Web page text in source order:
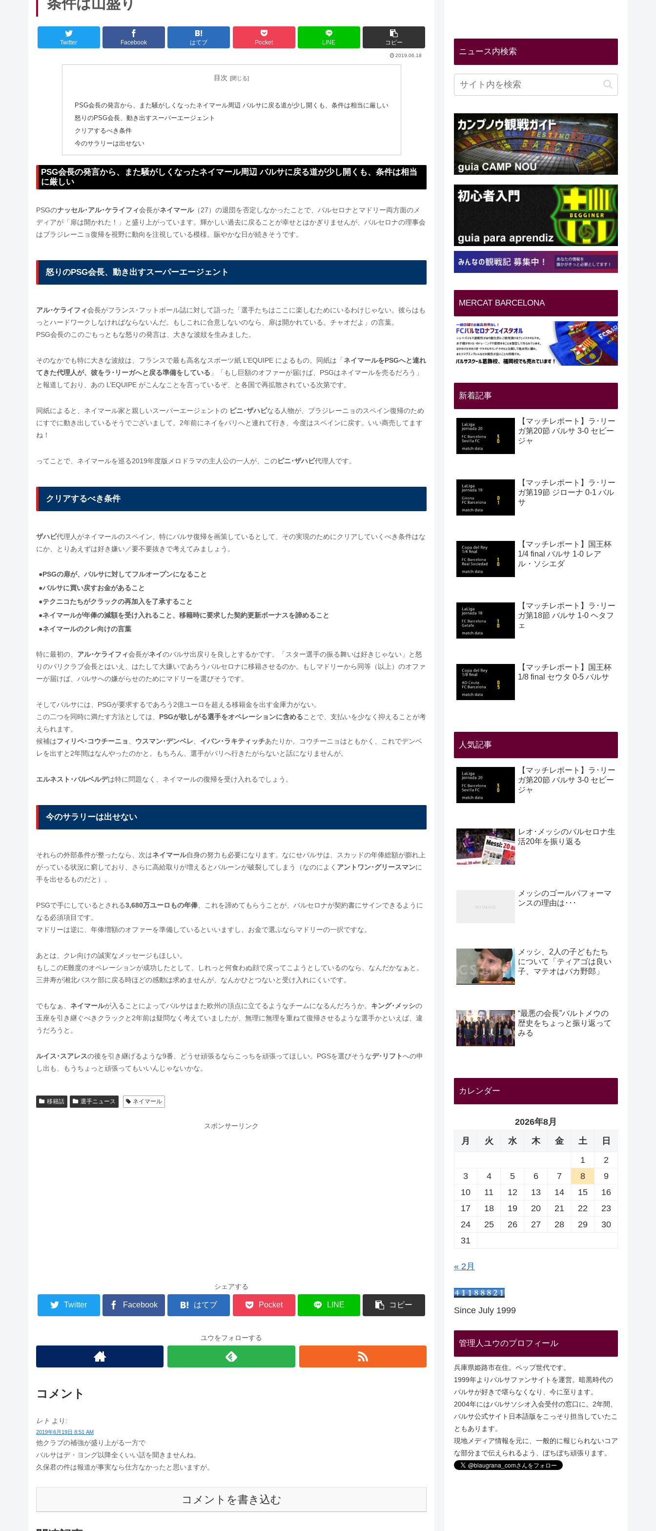
Twitter Facebook はてブ Pocket LINE コピー
2019.06.18
目次
PSG会長の発言から、また騒がしくなったネイマール周辺 バルサに戻る道が少し開くも、条件は相当に厳しい
怒りのPSG会長、動き出すスーパーエージェント
クリアするべき条件
今のサラリーは出せない
PSG会長の発言から、また騒がしくなったネイマール周辺 バルサに戻る道が少し開くも、条件は相当
に厳しい
PSGのナッセル･アル･ケライフィ会長がネイマール（27）の退団を否定しなかったことで、バルセロナとマドリー両方面のメ
ディアが「扉は開かれた！」と盛り上がっています。輝かしい過去に戻ることが幸せとはかぎりませんが、バルセロナの理事会
はブラジレーニョ復帰を視野に動向を注視している模様。賑やかな日が続きそうです。
怒りのPSG会長、動き出すスーパーエージェント
アル･ケライフィ会長がフランス･フットボール誌に対して語った「選手たちはここに楽しむためにいるわけじゃない。彼らはも
っとハードワークしなければならないんだ。もしこれに合意しないのなら、扉は開かれている。チャオだよ」の言葉。
PSG会長のこのごもっともな怒りの発言は、大きな波紋を生みました。
そのなかでも特に大きな波紋は、フランスで最も高名なスポーツ紙 L’EQUIPE によるもの。同紙は「 ネイマールをPSGへと連れ
てきた代理人が、彼をラ･リーガへと戻る準備をしている 」「もし巨額のオファーが届けば、PSGはネイマールを売るだろう」
と報道しており、あの L’EQUIPE がこんなことを言っているぞ、と各国で再拡散されている次第です。
同紙によると、ネイマール家と親しいスーパーエージェントの ピニ･ザハビなる人物が、ブラジレーニョのスペイン復帰のため
にすでに動き出しているそうでございまして。2年前にネイをパリへと連れて行き、今度はスペインに戻す。いい商売してます
ね！
ってことで、ネイマールを巡る2019年度版メロドラマの主人公の一人が、このピニ･ザハビ代理人です。
クリアするべき条件
ザハビ代理人がネイマールのスペイン、特にバルサ復帰を画策しているとして、その実現のためにクリアしていくべき条件はな
にか、とりあえずは好き嫌い／要不要抜きで考えてみましょう。
●PSGの扉が、バルサに対してフルオープンになること
●バルサに買い戻すお金があること
●テクニコたちがクラックの再加入を了承すること
●ネイマールが年俸の減額を受け入れること、移籍時に要求した契約更新ボーナスを諦めること
●ネイマールのクレ向けの言葉
特に最初の、 アル･ケライフィ会長がネイのバルサ出戻りを良しとするかです。「スター選手の振る舞いは好きじゃない」と怒
りのパリクラブ会長とはいえ、はたして大嫌いであろうバルセロナに移籍させるのか。もしマドリーから同等（以上）のオファ
ーが届けば、バルサへの嫌がらせのためにマドリーを選びそうです。
そしてバルサには、PSGが要求するであろう2億ユーロを超える移籍金を出す金庫力がない。
この二つを同時に満たす方法としては、 PSGが欲しがる選手をオペレーションに含めることで、支払いを少なく抑えることが考
えられます。
候補はフィリペ･コウチーニョ ウスマン･デンベレ イバン･ラキティッチあたりか。コウチーニョはともかく、これでデンベ
レを出すと2年間はなんやったのかと。もちろん、選手がパリへ行きたがらないと話になりませんが。
エルネスト･バルベルデは特に問題なく、ネイマールの復帰を受け入れるでしょう。
今のサラリーは出せない
それらの外部条件が整ったなら、次はネイマール自身の努力も必要になります。なにせバルサは、スカッドの年俸総額が膨れ上
がっている状況に窮しており、さらに高給取りが増えるとバルーンが破裂してしまう（なのによく アントワン･グリースマンに
手を出せるものだと）。
PSGで手にしているとされる3,680万ユーロもの年俸 、これを諦めてもらうことが、バルセロナが契約書にサインできるように
なる必須項目です。
マドリーは逆に、年俸増額のオファーを準備しているといいますし、お金で選ぶならマドリーの一択ですな。
あとは、クレ向けの誠実なメッセージもほしい。
もしこのE難度のオペレーションが成功したとして、しれっと何食わぬ顔で戻ってこようとしているのなら、なんだかなぁと。
三井寿が湘北バスケ部に戻る時ほどの感動は求めませんが、なんかひとつないと受け入れにくいです。
でもなぁ、 ネイマールが入ることによってバルサはまた欧州の頂点に立てるようなチームになるんだろうか。 キング･メッシの
玉座を引き継ぐべきクラックと2年前は疑問なく考えていましたが、無理に無理を重ねて復帰させるような選手かといえば、違
うだろうと。
ルイス･スアレスの後を引き継げるような9番、どうせ頑張るならこっちを頑張ってほしい。PGSを選びそうなデ･リフトへの申
し出も、もうちょっと頑張ってもいいんじゃないかな。
移籍話 選手ニュース ネイマール
スポンサーリンク
シェアする
Twitter Facebook はてブ Pocket LINE コピー
ユウをフォローする
コメント
レト より:
2019年6月19日 8:51 AM
他クラブの補強が盛り上がる一方で
バルサはデ・ヨング以降全くいい話を聞きませんね。
久保君の件は報道が事実なら仕方なかったと思いますが。
コメントを書き込む
ニュース内検索
MERCAT BARCELONA
新着記事
【マッチレポート】ラ･リー
ガ第20節 バルサ 3-0 セビー
ジャ
【マッチレポート】ラ･リー
ガ第19節 ジローナ 0-1 バル
サ
【マッチレポート】国王杯
1/4 final バルサ 1-0 レア
ル・ソシエダ
【マッチレポート】ラ･リー
ガ第18節 バルサ 1-0 ヘタフ
ェ
【マッチレポート】国王杯
1/8 final セウタ 0-5 バルサ
人気記事
【マッチレポート】ラ･リー
ガ第20節 バルサ 3-0 セビー
ジャ
レオ･メッシのバルセロナ生
活20年を振り返る
メッシのゴールパフォーマ
ンスの理由は･･･
メッシ、2人の子どもたち
について「ティアゴは良い
子、マテオはバカ野郎」
“最悪の会長”バルトメウの
歴史をちょっと振り返って
みる
カレンダー
2026年8月
月
火 水 木 金 土
日
1
2
3
4 5 6 7 8
9
10
11 12 13 14 15
16
17
18 19 20 21 22
23
24
25 26 27 28 29
30
31
« 2月
Since July 1999
管理人ユウのプロフィール
兵庫県姫路市在住。ペップ世代です。
1999年よりバルサファンサイトを運営。暗黒時代の
バルサが好きで堪らなくなり、今に至ります。
2004年にはバルサソシオ入会受付の窓口に。2年間、
バルサ公式サイト日本語版をこっそり担当していたこ
ともあります。
現地メディア情報を元に、一般的に報じられないコア
な部分まで伝えられるよう、ぼちぼち頑張ります。